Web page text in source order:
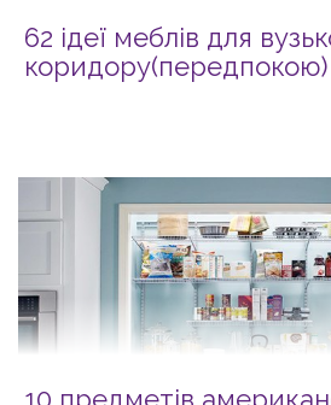
62 ідеї меблів для
коридору(передпокою)